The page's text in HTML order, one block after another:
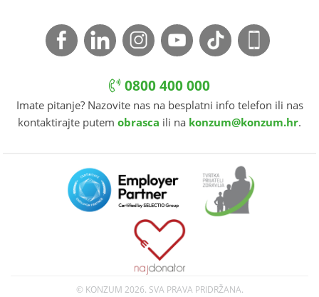
0800 400 000
Imate pitanje? Nazovite nas na besplatni info telefon ili nas
kontaktirajte putem obrasca ili na konzum@konzum.hr.
© KONZUM 2026. SVA PRAVA PRIDRŽANA.